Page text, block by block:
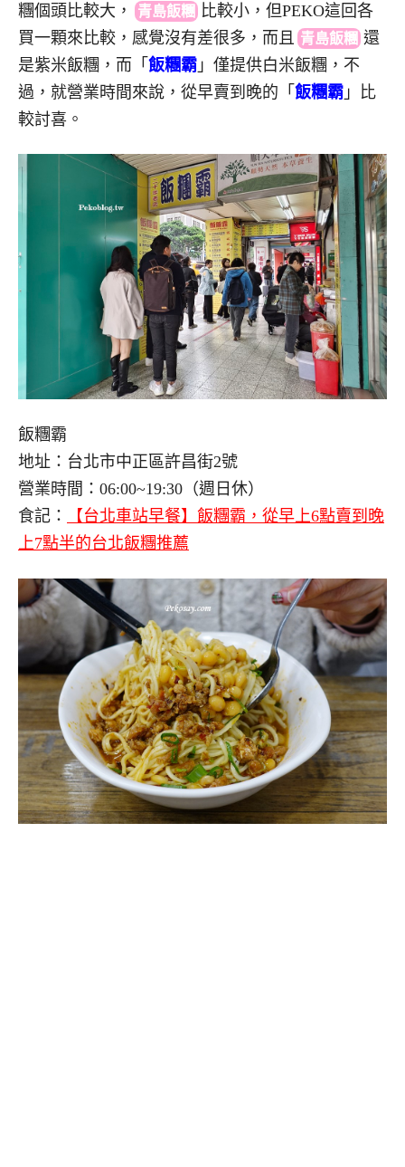
糰個頭比較大，
青島飯糰
比較小，但PEKO這回各
買一顆來比較，感覺沒有差很多，而且
青島飯糰 還
是紫米飯糰，而「 飯糰霸 」僅提供白米飯糰，不
過，就營業時間來說，從早賣到晚的「 飯糰霸 」比
較討喜。
飯糰霸
地址：台北市中正區許昌街2號
營業時間：06:00~19:30（週日休）
食記：
【台北車站早餐】飯糰霸，從早上6點賣到晚
上7點半的台北飯糰推薦